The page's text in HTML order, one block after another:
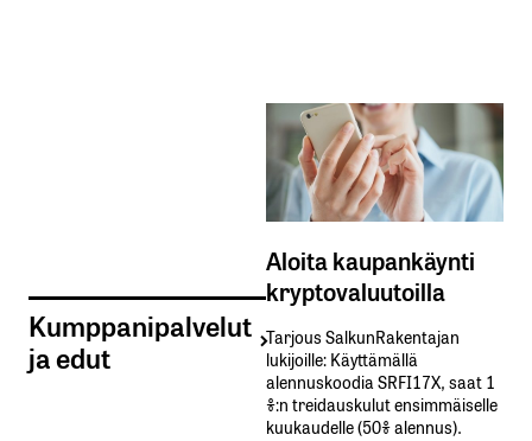
Kumppanipalvelut
ja edut
Aloita kaupankäynti
kryptovaluutoilla
Tarjous SalkunRakentajan
lukijoille: Käyttämällä​ ​
alennuskoodia​ ​SRFI17X,​ ​saat​ ​1
%:n treidauskulut​ ​ensimmäiselle​ ​
kuukaudelle​ ​(50%​ ​alennus).